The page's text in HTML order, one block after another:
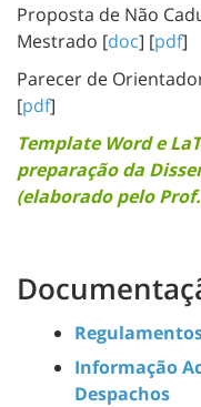
Proposta de Não
Mestrado [doc] [pdf]
Parecer de
[pdf]
Template Word e
preparação da
(elaborado pelo
Informação
Despachos